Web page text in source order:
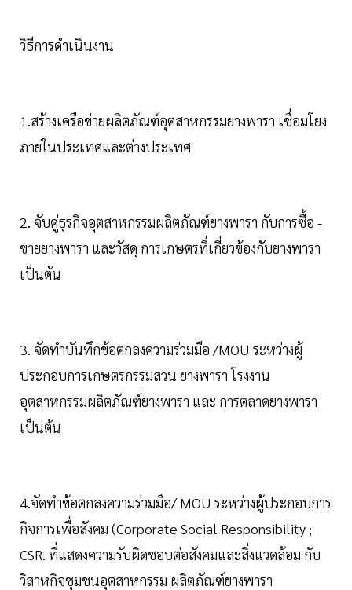
วิธีการดำเนินงาน
1.สร้างเครือข่ายผลิตภัณฑ์อุตสาหกรรมยางพารา เชื่อมโยง
ภายในประเทศและต่างประเทศ
2. จับคู่ธุรกิจอุตสาหกรรมผลิตภัณฑ์ยางพารา กับการซื้อ -
ขายยางพารา และวัสดุ การเกษตรที่เกี่ยวข้องกับยางพารา
เป็นต้น
3. จัดทำบันทึกข้อตกลงความร่วมมือ /MOU ระหว่างผู้
ประกอบการเกษตรกรรมสวน ยางพารา โรงงาน
อุตสาหกรรมผลิตภัณฑ์ยางพารา และ การตลาดยางพารา
เป็นต้น
4.จัดทำข้อตกลงความร่วมมือ/ MOU ระหว่างผู้ประกอบการ
กิจการเพื่อสังคม (Corporate Social Responsibility ;
CSR. ที่แสดงความรับผิดชอบต่อสังคมและสิ่งแวดล้อม กับ
วิสาหกิจชุมชนอุตสาหกรรม ผลิตภัณฑ์ยางพารา